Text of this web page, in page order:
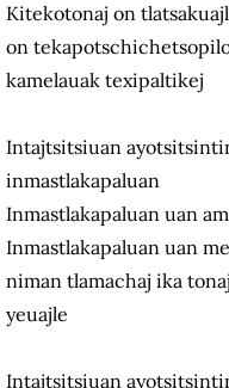
Kitekotonaj on
on
kamelauak texipaltikej
Intajtsitsiuan
inmastlakapaluan
Inmastlakapaluan uan
Inmastlakapaluan uan
niman tlamachaj ika
yeuajle
Intajtsitsiuan